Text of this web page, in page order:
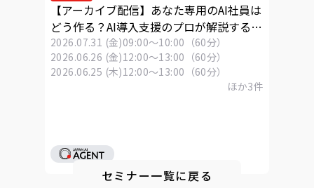
【アーカイブ配信】あなた専用のAI社員は
どう作る？AI導入支援のプロが解説する
「Skills」活用ウェビナー
2026.07.31 (金)09:00～10:00（60分）
2026.06.26 (金)12:00～13:00（60分）
2026.06.25 (木)12:00～13:00（60分）
ほか3件
セミナー一覧に戻る